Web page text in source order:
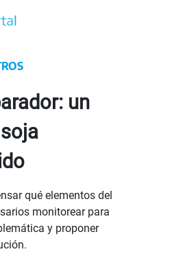
un
qué elementos del
monitorear para
y proponer